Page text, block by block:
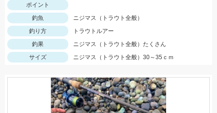
ポイント
釣魚
ニジマス（トラウト全般）
釣り方
トラウトルアー
釣果
ニジマス（トラウト全般）たくさん
サイズ
ニジマス（トラウト全般）30～35ｃｍ